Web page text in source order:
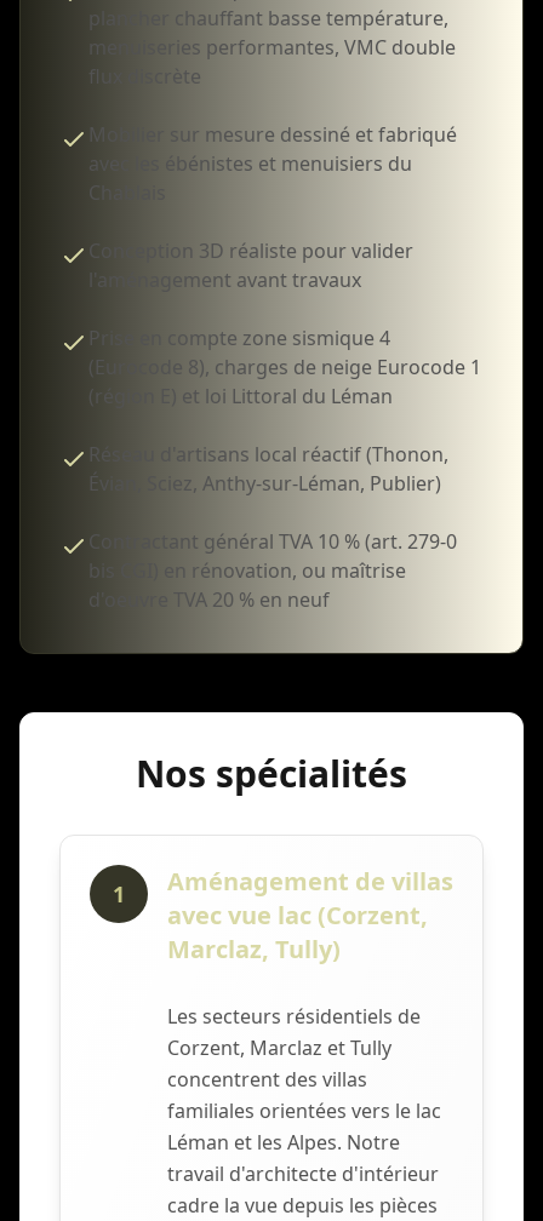
plancher chauffant basse température,
menuiseries performantes, VMC double
flux discrète
Mobilier sur mesure dessiné et fabriqué
avec les ébénistes et menuisiers du
Chablais
Conception 3D réaliste pour valider
l'aménagement avant travaux
Prise en compte zone sismique 4
(Eurocode 8), charges de neige Eurocode 1
(région E) et loi Littoral du Léman
Réseau d'artisans local réactif (Thonon,
Évian, Sciez, Anthy-sur-Léman, Publier)
Contractant général TVA 10 % (art. 279-0
bis CGI) en rénovation, ou maîtrise
d'oeuvre TVA 20 % en neuf
Nos spécialités
1
Aménagement de villas
avec vue lac (Corzent,
Marclaz, Tully)
Les secteurs résidentiels de
Corzent, Marclaz et Tully
concentrent des villas
familiales orientées vers le lac
Léman et les Alpes. Notre
travail d'architecte d'intérieur
cadre la vue depuis les pièces